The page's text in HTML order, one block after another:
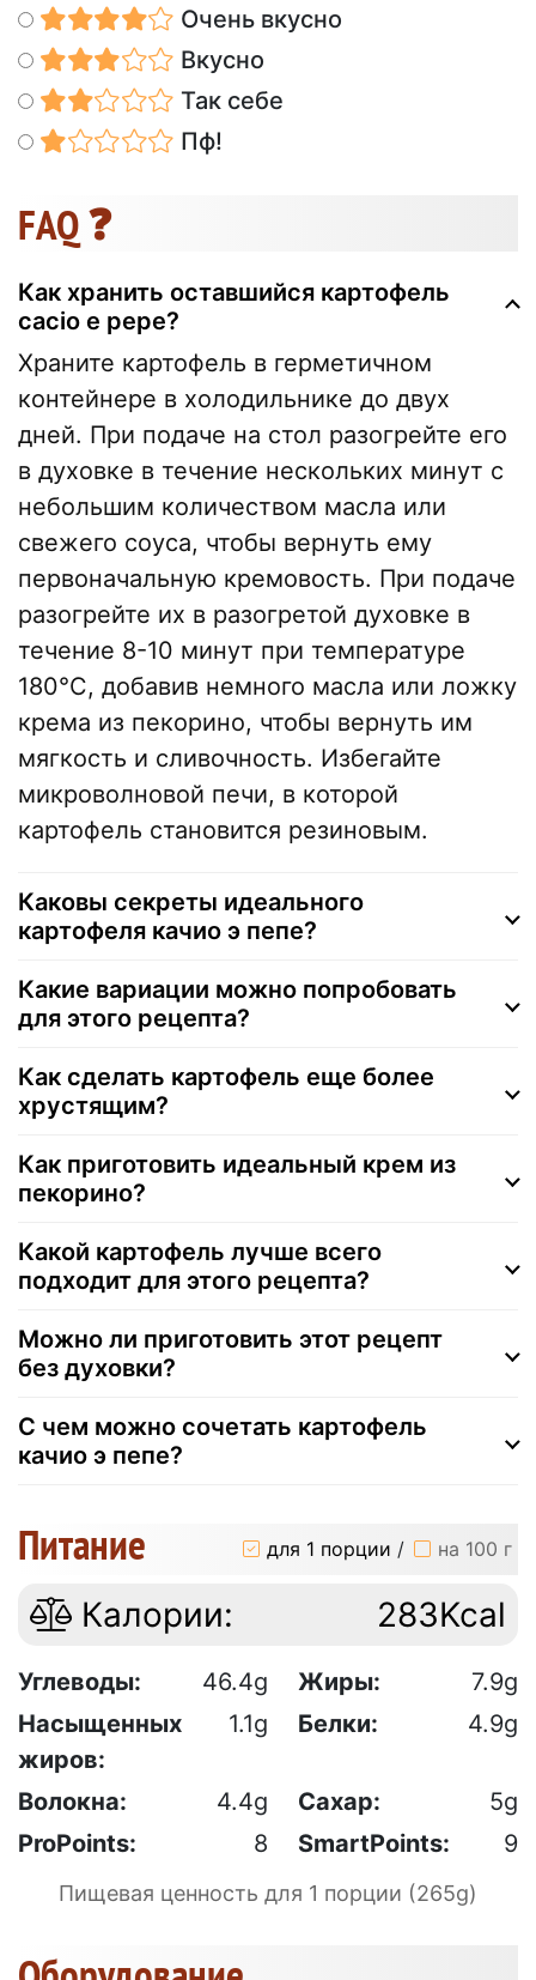
Очень вкусно
Вкусно
Так себе
Пф!
FAQ ❓
Как хранить оставшийся картофель
cacio e pepe?
Храните картофель в герметичном
контейнере в холодильнике до двух
дней. При подаче на стол разогрейте его
в духовке в течение нескольких минут с
небольшим количеством масла или
свежего соуса, чтобы вернуть ему
первоначальную кремовость. При подаче
разогрейте их в разогретой духовке в
течение 8-10 минут при температуре
180°C, добавив немного масла или ложку
крема из пекорино, чтобы вернуть им
мягкость и сливочность. Избегайте
микроволновой печи, в которой
картофель становится резиновым.
Каковы секреты идеального
картофеля качио э пепе?
Какие вариации можно попробовать
для этого рецепта?
Как сделать картофель еще более
хрустящим?
Как приготовить идеальный крем из
пекорино?
Какой картофель лучше всего
подходит для этого рецепта?
Можно ли приготовить этот рецепт
без духовки?
С чем можно сочетать картофель
качио э пепе?
Питание для 1 порции / на 100 г
Калории: 283Kcal
Углеводы: 46.4g Жиры:
7.9g
Насыщенных
жиров:
1.1g Белки: 4.9g
Волокна: 4.4g Сахар:
5g
ProPoints:
8 SmartPoints: 9
Пищевая ценность для 1 порции (265g)